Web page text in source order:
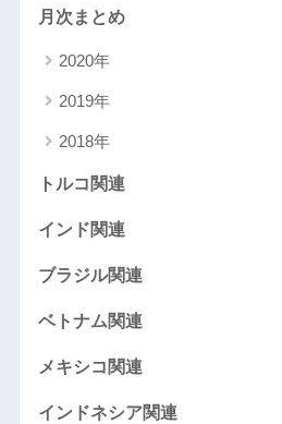
月次まとめ
2020年
2019年
2018年
トルコ関連
インド関連
ブラジル関連
ベトナム関連
メキシコ関連
インドネシア関連